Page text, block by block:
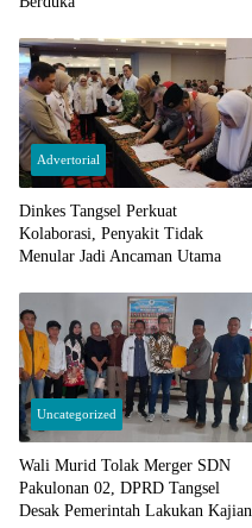
Advertorial
Dinkes Tangsel Perkuat
Kolaborasi, Penyakit Tidak
Menular Jadi Ancaman Utama
Uncategorized
Wali Murid Tolak Merger SDN
Pakulonan 02, DPRD Tangsel
Desak Pemerintah Lakukan Kajian